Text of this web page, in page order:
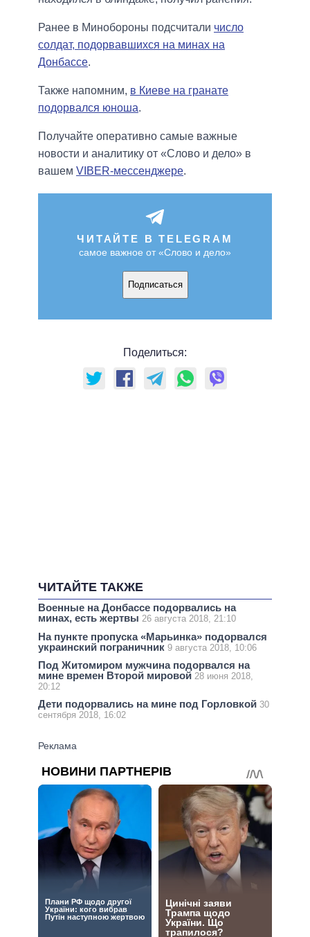
Ранее в Минобороны подсчитали число
солдат, подорвавшихся на минах на
Донбассе.
Также напомним, в Киеве на гранате
подорвался юноша.
Получайте оперативно самые важные
новости и аналитику от «Слово и дело» в
вашем VIBER-мессенджере.
ЧИТАЙТЕ В TELEGRAM
самое важное от «Слово и дело»
Подписаться
Поделиться:
ЧИТАЙТЕ ТАКЖЕ
Военные на Донбассе подорвались на
минах, есть жертвы 26 августа 2018, 21:10
На пункте пропуска «Марьинка» подорвался
украинский пограничник 9 августа 2018, 10:06
Под Житомиром мужчина подорвался на
мине времен Второй мировой 28 июня 2018,
20:12
Дети подорвались на мине под Горловкой 30
сентября 2018, 16:02